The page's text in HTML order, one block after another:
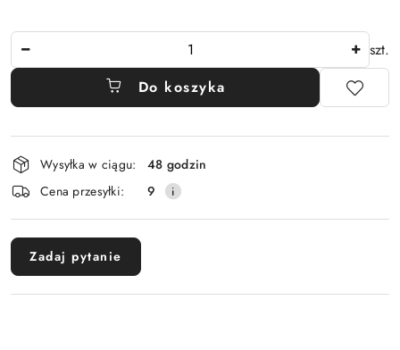
szt.
Do koszyka
Dostępność
i
dostawa
Wysyłka w ciągu:
48 godzin
Cena przesyłki:
9
Zadaj pytanie